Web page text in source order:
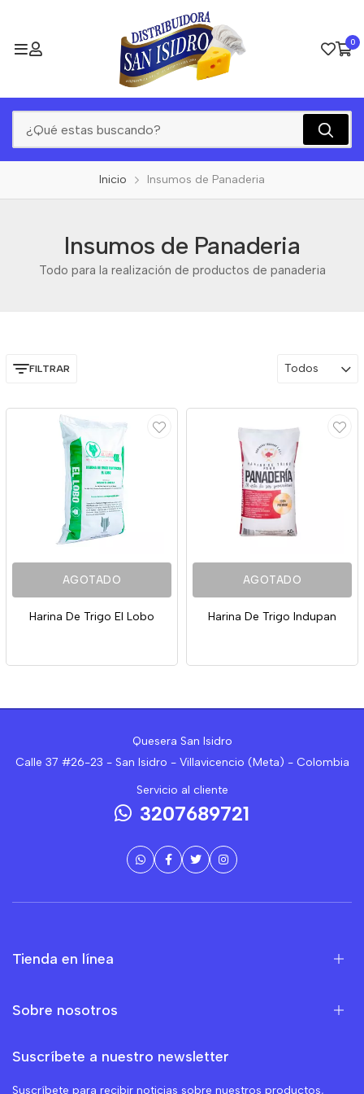
0
Inicio Insumos de Panaderia
Insumos de Panaderia
Todo para la realización de productos de panaderia
FILTRAR Todos
AGOTADO
Harina De Trigo El Lobo
AGOTADO
Harina De Trigo Indupan
Quesera San Isidro
Calle 37 #26-23 - San Isidro - Villavicencio (Meta) - Colombia
Servicio al cliente
3207689721
Tienda en línea
Sobre nosotros
Suscríbete a nuestro newsletter
Suscríbete para recibir noticias sobre nuestros productos,